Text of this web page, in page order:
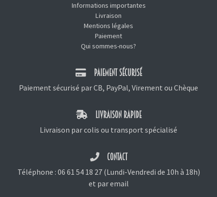
Informations importantes
Livraison
Mentions légales
Paiement
Qui sommes-nous?
PAIEMENT SÉCURISÉ
Paiement sécurisé par CB, PayPal, Virement ou Chèque
LIVRAISON RAPIDE
Livraison par colis ou transport spécialisé
CONTACT
Téléphone : 06 61 54 18 27(Lundi-Vendredi de 10h à 18h)
et par email